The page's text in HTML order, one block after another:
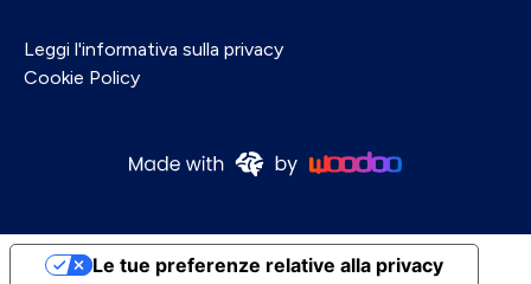
Leggi l'informativa sulla privacy
Cookie Policy
Le tue preferenze relative alla privacy